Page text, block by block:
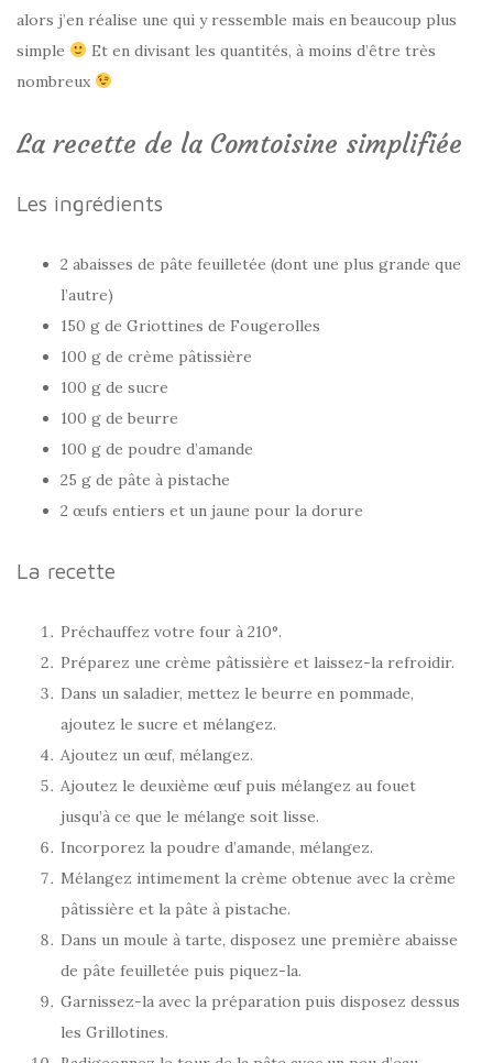
alors j’en réalise une qui y ressemble mais en beaucoup plus
simple
Et en divisant les quantités, à moins d’être très
nombreux
La recette de la Comtoisine simplifiée
Les ingrédients
2 abaisses de pâte feuilletée (dont une plus grande que
l’autre)
150 g de Griottines de Fougerolles
100 g de crème pâtissière
100 g de sucre
100 g de beurre
100 g de poudre d’amande
25 g de pâte à pistache
2 œufs entiers et un jaune pour la dorure
La recette
Préchauffez votre four à 210°.
Préparez une crème pâtissière et laissez-la refroidir.
Dans un saladier, mettez le beurre en pommade,
ajoutez le sucre et mélangez.
Ajoutez un œuf, mélangez.
Ajoutez le deuxième œuf puis mélangez au fouet
jusqu’à ce que le mélange soit lisse.
Incorporez la poudre d’amande, mélangez.
Mélangez intimement la crème obtenue avec la crème
pâtissière et la pâte à pistache.
Dans un moule à tarte, disposez une première abaisse
de pâte feuilletée puis piquez-la.
Garnissez-la avec la préparation puis disposez dessus
les Grillotines.